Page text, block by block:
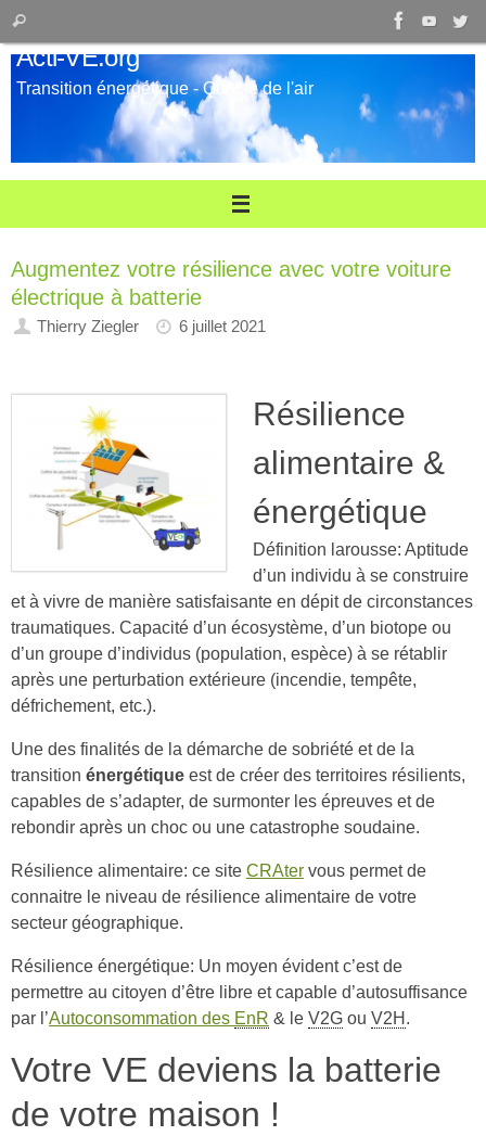
Passer
au
contenu
pour
:
Rechercher
Acti-VE.org
Transition énergétique - Qualité de l'air
Augmentez votre résilience avec votre voiture
électrique à batterie
Thierry Ziegler 6 juillet 2021
Résilience
alimentaire &
énergétique
Définition larousse: Aptitude
d’un individu à se construire
et à vivre de manière satisfaisante en dépit de circonstances
traumatiques. Capacité d’un écosystème, d’un biotope ou
d’un groupe d’individus (population, espèce) à se rétablir
après une perturbation extérieure (incendie, tempête,
défrichement, etc.).
Une des finalités de la démarche de sobriété et de la
transition énergétique est de créer des territoires résilients,
capables de s’adapter, de surmonter les épreuves et de
rebondir après un choc ou une catastrophe soudaine.
Résilience alimentaire: ce site CRAter vous permet de
connaitre le niveau de résilience alimentaire de votre
secteur géographique.
Résilience énergétique: Un moyen évident c’est de
permettre au citoyen d’être libre et capable d’autosuffisance
par l’Autoconsommation des EnR & le V2G ou V2H.
Votre VE deviens la batterie
de votre maison !